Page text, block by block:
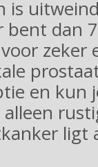
is
bent dan
zeker
en kun
ligt